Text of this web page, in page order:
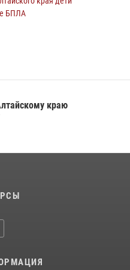
краю
БПЛА
краю